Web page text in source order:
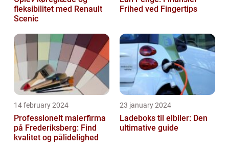
fleksibilitet med Renault
Scenic
Frihed ved Fingertips
14 february 2024
Professionelt malerfirma
på Frederiksberg: Find
kvalitet og pålidelighed
23 january 2024
Ladeboks til elbiler: Den
ultimative guide